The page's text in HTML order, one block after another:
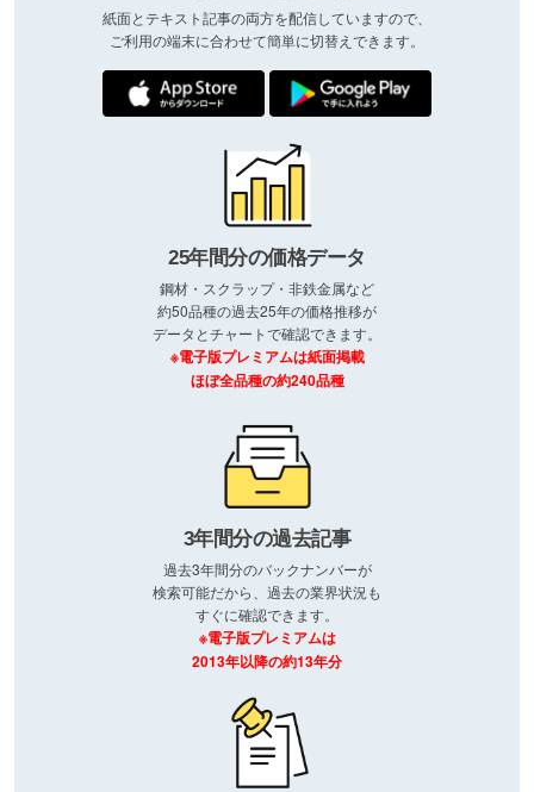
紙面とテキスト記事の両方を配信していますので、
ご利用の端末に合わせて簡単に切替えできます。
25年間分の価格データ
鋼材・スクラップ・非鉄金属など
約50品種の過去25年の価格推移が
データとチャートで確認できます。
※電子版プレミアムは紙面掲載
ほぼ全品種の約240品種
3年間分の過去記事
過去3年間分のバックナンバーが
検索可能だから、過去の業界状況も
すぐに確認できます。
※電子版プレミアムは
2013年以降の約13年分